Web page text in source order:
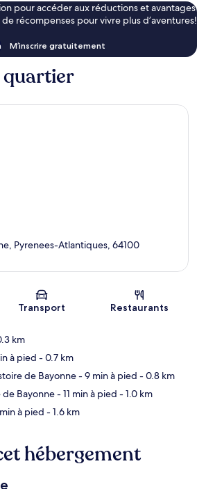
pour accéder aux réductions et avantages
de récompenses pour vivre plus d’aventures!
M’inscrire gratuitement
quartier
Carte
Pyrenees-Atlantiques, 64100
Transport Restaurants
km
à pied - 0.7 km
de Bayonne- 9 min à pied - 0.8 km
Bayonne- 11 min à pied - 1.0 km
à pied - 1.6 km
hébergement